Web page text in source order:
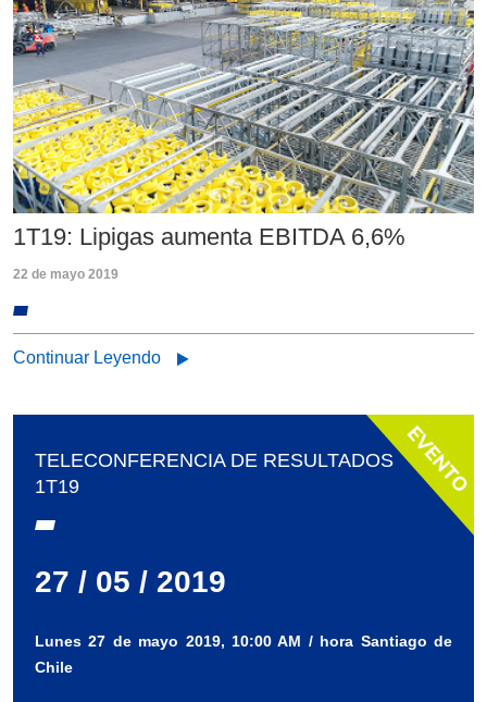
1T19: Lipigas aumenta EBITDA 6,6%
22 de mayo 2019
Continuar Leyendo
TELECONFERENCIA DE RESULTADOS
1T19
27 / 05 / 2019
Lunes 27 de mayo 2019, 10:00 AM / hora Santiago de
Chile